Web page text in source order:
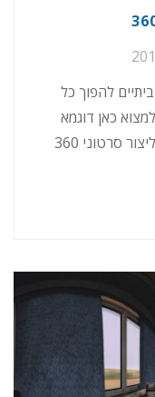
להפוך כל
בצפיה 360, תוכלו למצוא כאן דוגמא
ליצירת תוכן ובהמשך ללמוד כיצד ניתן ליצור סרטוני 360